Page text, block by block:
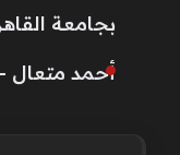
بجامعة
أحمد متعال